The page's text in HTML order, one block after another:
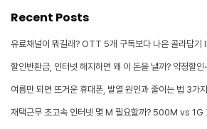
Recent Posts
유료채널이 뭐길래? OTT 5개 구독보다 나은 골라담기
할인반환금, 인터넷 해지하면 왜 이 돈을 낼까? 약정할인
여름만 되면 뜨거운 휴대폰, 발열 원인과 줄이는 법 3가
재택근무 초고속 인터넷 몇 M 필요할까? 500M vs 1G